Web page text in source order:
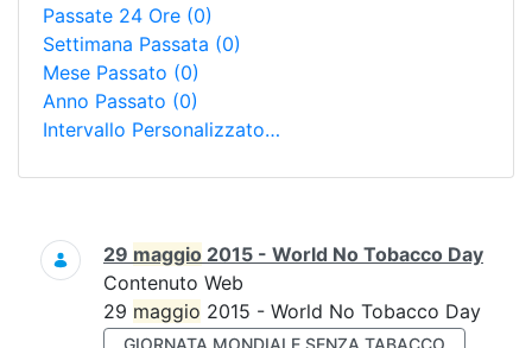
Passate 24 Ore (0)
Settimana Passata (0)
Mese Passato (0)
Anno Passato (0)
Intervallo Personalizzato…
Ricerca
29 maggio 2015 - World No Tobacco Day
Contenuto Web
29 maggio 2015 - World No Tobacco Day
GIORNATA MONDIALE SENZA TABACCO